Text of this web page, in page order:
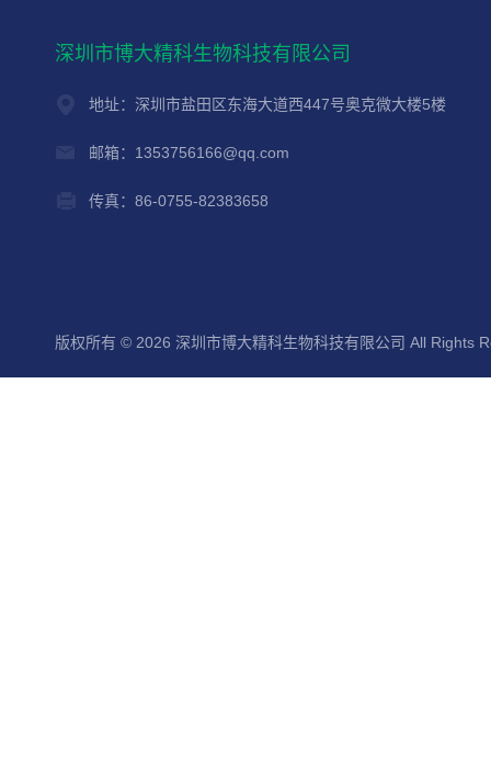
深圳市博大精科生物科技有限公司
地址：深圳市盐田区东海大道西447号奥克微大楼5楼
邮箱：1353756166@qq.com
传真：86-0755-82383658
版权所有 © 2026 深圳市博大精科生物科技有限公司 All Rights